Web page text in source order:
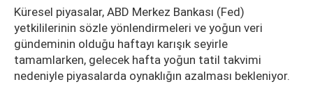
Küresel piyasalar, ABD Merkez Bankası (Fed)
yetkililerinin sözle yönlendirmeleri ve yoğun veri
gündeminin olduğu haftayı karışık seyirle
tamamlarken, gelecek hafta yoğun tatil takvimi
nedeniyle piyasalarda oynaklığın azalması bekleniyor.